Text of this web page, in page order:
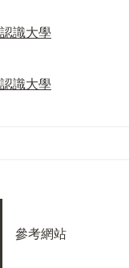
認識大學
認識大學
參考網站